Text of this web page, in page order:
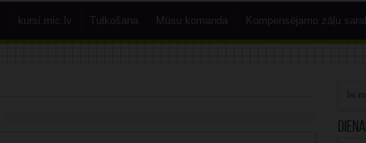
kursi.mic.lv Tulkošana Mūsu komanda Kompensējamo zāļu